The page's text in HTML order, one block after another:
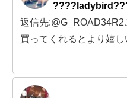
返信先
買ってくれるとより嬉